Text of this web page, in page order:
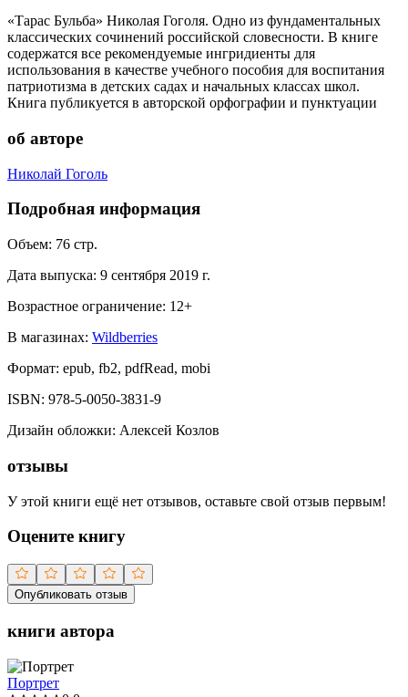
«Тарас Бульба» Николая Гоголя. Одно из фундаментальных
классических сочинений российской словесности. В книге
содержатся все рекомендуемые ингридиенты для
использования в качестве учебного пособия для воспитания
патриотизма в детских садах и начальных классах школ.
Книга публикуется в авторской орфографии и пунктуации
об авторе
Николай Гоголь
Подробная информация
Объем: 76 стр.
Дата выпуска: 9 сентября 2019 г.
Возрастное ограничение: 12+
В магазинах: Wildberries
Формат: epub, fb2, pdfRead, mobi
ISBN: 978-5-0050-3831-9
Дизайн обложки: Алексей Козлов
отзывы
У этой книги ещё нет отзывов, оставьте свой отзыв первым!
Оцените книгу
Опубликовать отзыв
книги автора
Портрет